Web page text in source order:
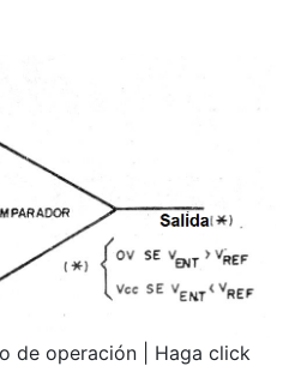
de operación | Haga click